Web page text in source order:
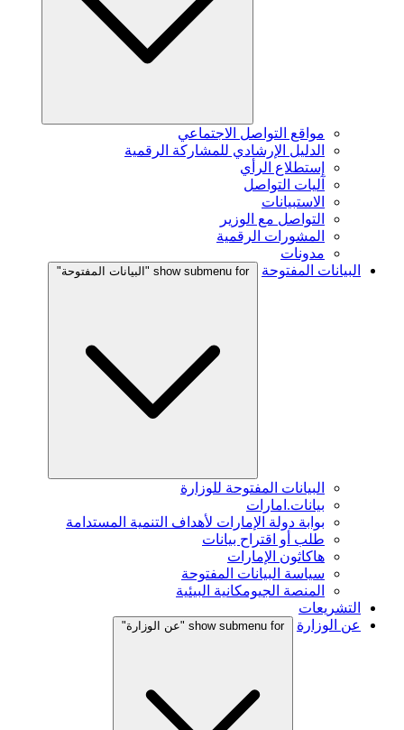
مواقع التواصل الاجتماعي
الدليل الإرشادي للمشاركة الرقمية
إستطلاع الرأي
آليات التواصل
الاستبيانات
التواصل مع الوزير
المشورات الرقمية
مدونات
البيانات المفتوحة
show submenu for "البيانات المفتوحة"
البيانات المفتوحة للوزارة
بيانات.امارات
بوابة دولة الإمارات لأهداف التنمية المستدامة
طلب أو اقتراح بيانات
هاكاثون الإمارات
سياسة البيانات المفتوحة
المنصة الجيومكانية البيئية
التشريعات
عن الوزارة
show submenu for "عن الوزارة"